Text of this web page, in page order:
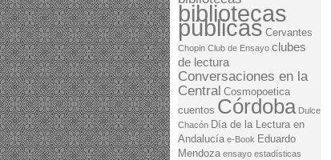
bibliotecas
públicas Cervantes
Chopin Club de Ensayo clubes
de lectura
Conversaciones en la
Central Cosmopoetica
cuentos Córdoba Dulce
Chacón Día de la Lectura en
Andalucía e-Book Eduardo
Mendoza ensayo estadísticas